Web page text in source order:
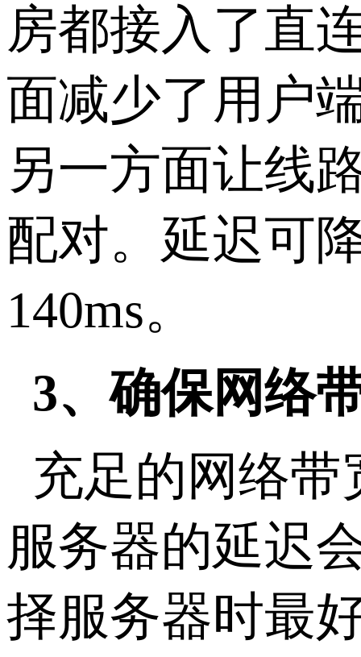
房都接入了直
面减少了用户
另一方面让线
配对。延迟可
140ms。
3、确保网络
充足的网络
服务器的延迟
择服务器时最